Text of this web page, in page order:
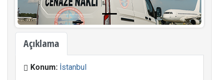
Açıklama
Konum: İstanbul